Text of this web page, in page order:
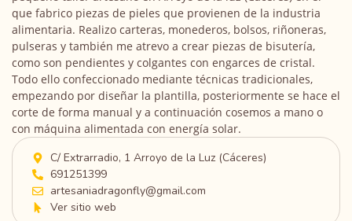
que fabrico piezas de pieles que provienen de la industria
alimentaria. Realizo carteras, monederos, bolsos, riñoneras,
pulseras y también me atrevo a crear piezas de bisutería,
como son pendientes y colgantes con engarces de cristal.
Todo ello confeccionado mediante técnicas tradicionales,
empezando por diseñar la plantilla, posteriormente se hace el
corte de forma manual y a continuación cosemos a mano o
con máquina alimentada con energía solar.
C/ Extrarradio, 1 Arroyo de la Luz (Cáceres)
691251399
artesaniadragonfly@gmail.com
Ver sitio web